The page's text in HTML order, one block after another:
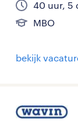
40 uur, 5
MBO
bekijk